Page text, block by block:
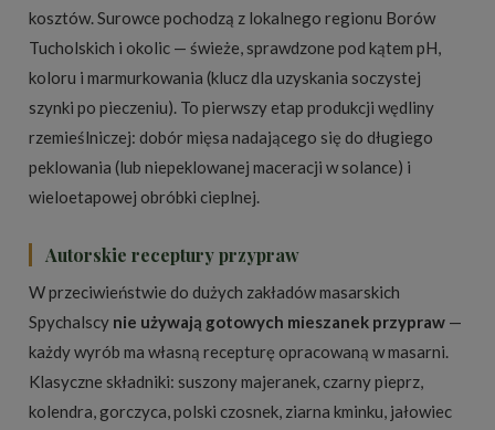
kosztów. Surowce pochodzą z lokalnego regionu Borów
Tucholskich i okolic — świeże, sprawdzone pod kątem pH,
koloru i marmurkowania (klucz dla uzyskania soczystej
szynki po pieczeniu). To pierwszy etap produkcji wędliny
rzemieślniczej: dobór mięsa nadającego się do długiego
peklowania (lub niepeklowanej maceracji w solance) i
wieloetapowej obróbki cieplnej.
Autorskie receptury przypraw
W przeciwieństwie do dużych zakładów masarskich
Spychalscy nie używają gotowych mieszanek przypraw —
każdy wyrób ma własną recepturę opracowaną w masarni.
Klasyczne składniki: suszony majeranek, czarny pieprz,
kolendra, gorczyca, polski czosnek, ziarna kminku, jałowiec